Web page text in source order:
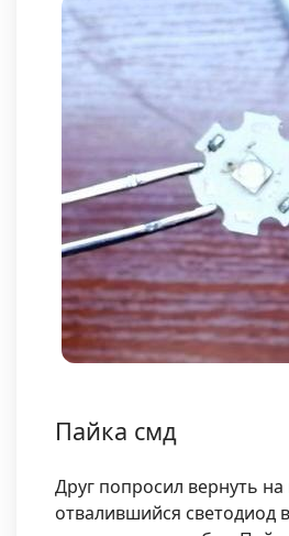
Пайка смд
Друг попросил вернуть на
отвалившийся светодиод